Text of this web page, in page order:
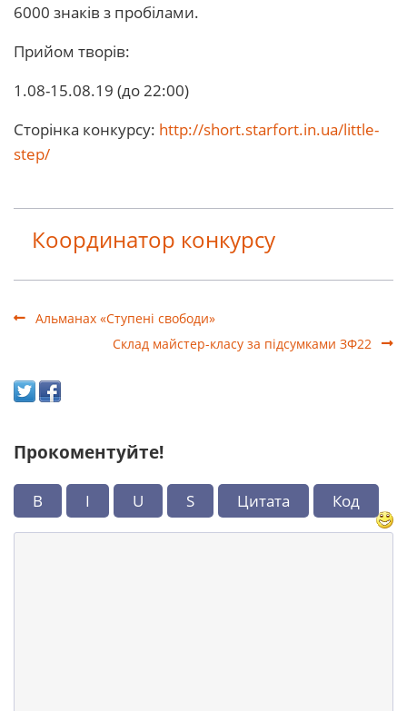
6000 знаків з пробілами.
Прийом творів:
1.08-15.08.19 (до 22:00)
Сторінка конкурсу: http://short.starfort.in.ua/little-
step/
Координатор конкурсу
Альманах «Ступені свободи»
Склад майстер-класу за підсумками ЗФ22
Прокоментуйте!
B I U S Цитата Код